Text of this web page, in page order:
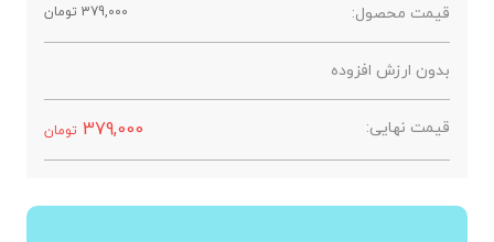
قیمت محصول: 379,000 تومان
بدون ارزش افزوده
قیمت نهایی: 379,000 تومان